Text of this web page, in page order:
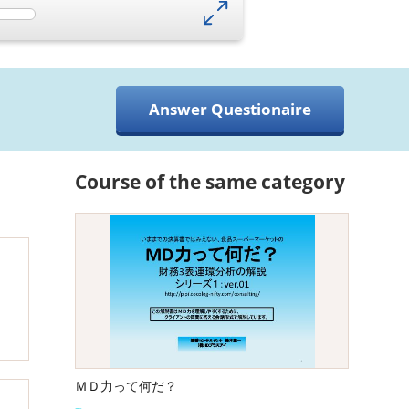
Answer Questionaire
Course of the same category
ＭＤ力って何だ？